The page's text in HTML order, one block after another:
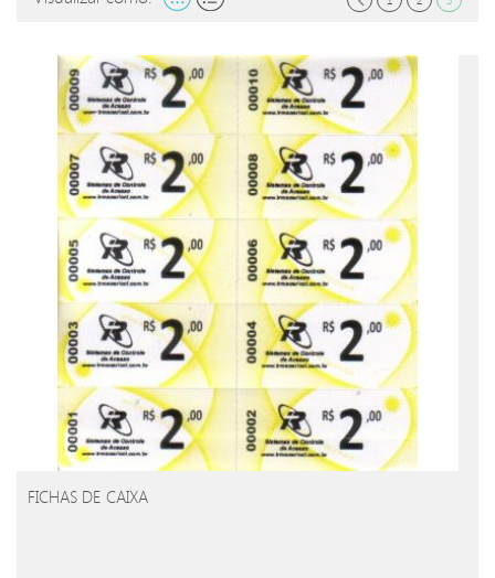
FICHAS DE CAIXA